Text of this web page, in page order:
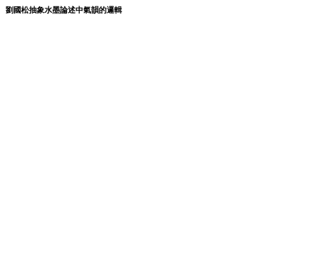
劉國松抽象水墨論述中氣韻的邏輯